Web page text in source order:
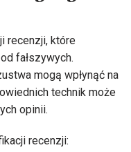
recenzji, które
fałszywych.
mogą wpłynąć na
technik może
opinii.
recenzji: